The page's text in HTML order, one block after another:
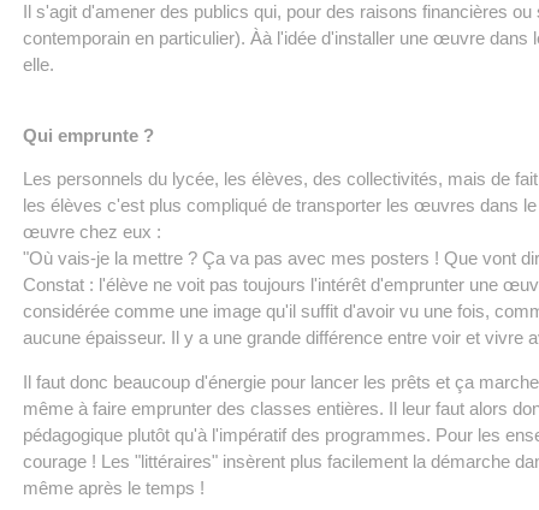
Il s'agit d'amener des publics qui, pour des raisons financières
contemporain en particulier). Àà l'idée d'installer une œuvre dans
elle.
Qui emprunte ?
Les personnels du lycée, les élèves, des collectivités, mais de
les élèves c'est plus compliqué de transporter les œuvres dans
œuvre chez eux :
"Où vais-je la mettre ? Ça va pas avec mes posters ! Que vont
Constat : l'élève ne voit pas toujours l'intérêt d'emprunter une
considérée comme une image qu'il suffit d'avoir vu une fois,
aucune épaisseur. Il y a une grande différence entre voir et vivre
Il faut donc beaucoup d'énergie pour lancer les prêts et ça
même à faire emprunter des classes entières. Il leur faut alors
pédagogique plutôt qu'à l'impératif des programmes. Pour les
courage ! Les "littéraires" insèrent plus facilement la démarche
même après le temps !